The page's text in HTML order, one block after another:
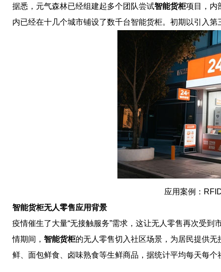
据悉，元气森林已经组建起多个团队尝试智能货柜项目，内
内已经在十几个城市铺设了数千台智能货柜。初期以引入第
应用案例：
智能货柜无人零售应用背景
疫情催生了大量“无接触服务”需求，这让无人零售再次受
情期间， 智能货柜的无人零售切入社区场景，为居民提供
鲜、面包鲜食、卤味熟食等生鲜商品，据统计平均每天每个